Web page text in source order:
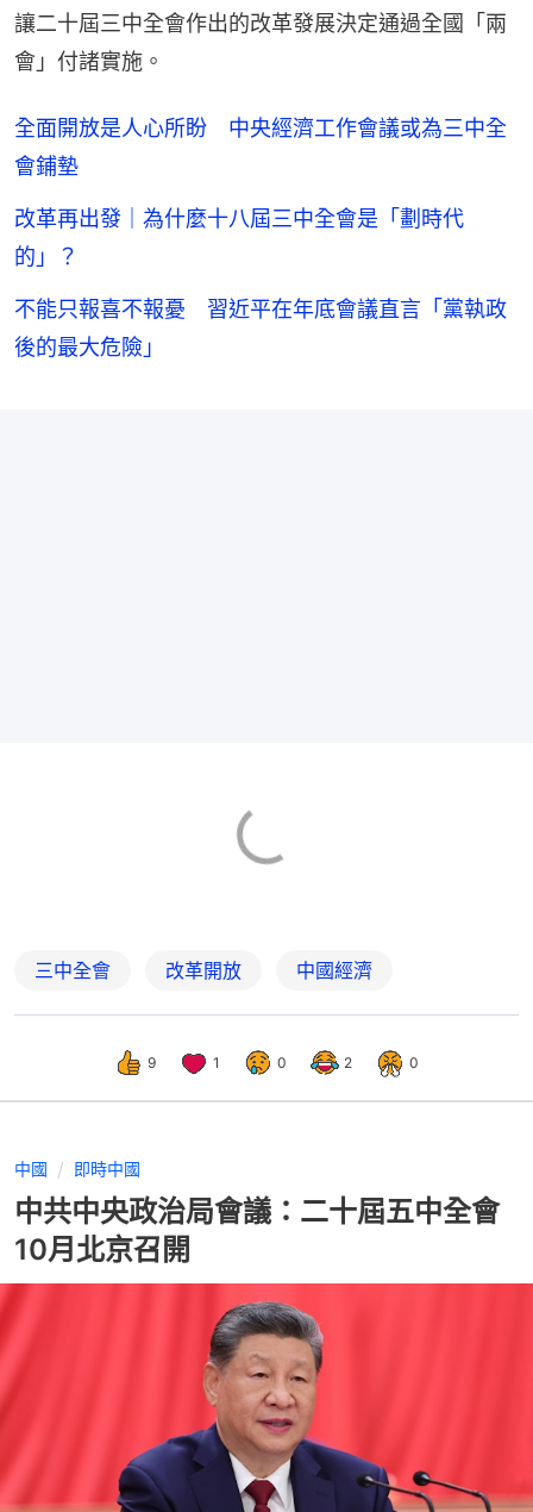
讓二十屆三中全會作出的改革發展決定通過全國「兩
會」付諸實施。
全面開放是人心所盼 中央經濟工作會議或為三中全
會鋪墊
改革再出發｜為什麼十八屆三中全會是「劃時代
的」？
不能只報喜不報憂 習近平在年底會議直言「黨執政
後的最大危險」
三中全會 改革開放 中國經濟
9 1 0 2 0
中國 即時中國
中共中央政治局會議：二十屆五中全會
10月北京召開